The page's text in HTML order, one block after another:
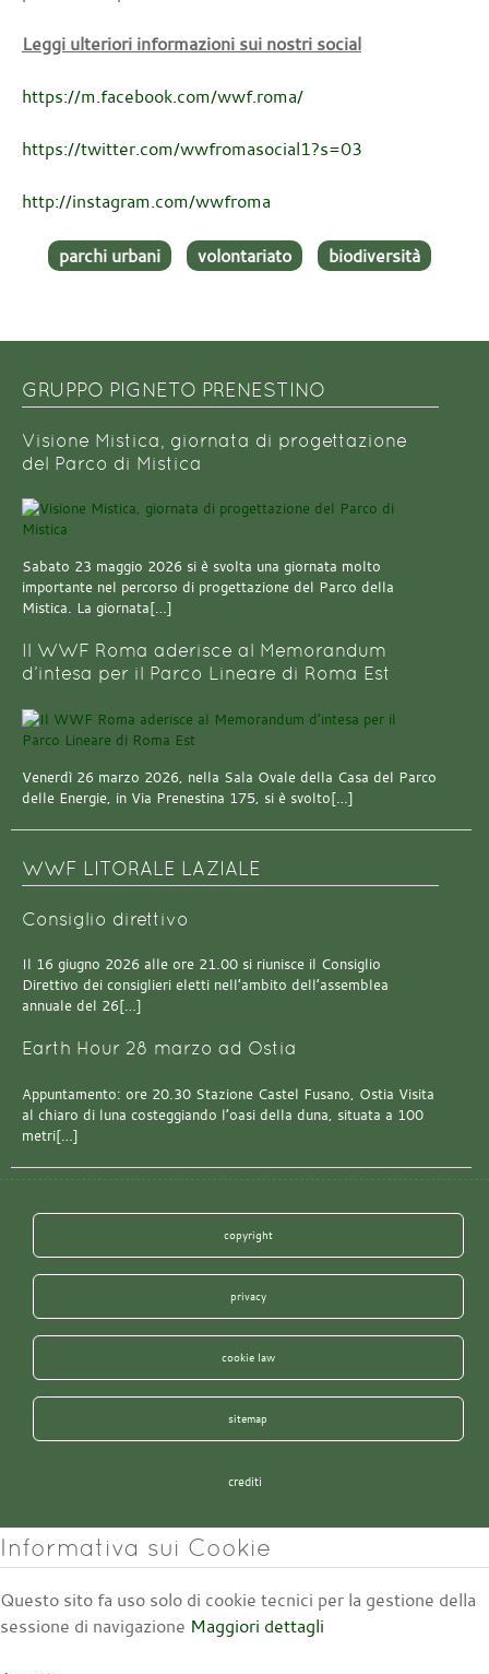
Leggi ulteriori informazioni sui nostri social
https://m.facebook.com/wwf.roma/
https://twitter.com/wwfromasocial1?s=03
http://instagram.com/wwfroma
parchi urbani volontariato biodiversità
GRUPPO PIGNETO PRENESTINO
Visione Mistica, giornata di progettazione
del Parco di Mistica
Sabato 23 maggio 2026 si è svolta una giornata molto
importante nel percorso di progettazione del Parco della
Mistica. La giornata[…]
Il WWF Roma aderisce al Memorandum
d’intesa per il Parco Lineare di Roma Est
Venerdì 26 marzo 2026, nella Sala Ovale della Casa del Parco
delle Energie, in Via Prenestina 175, si è svolto[…]
WWF LITORALE LAZIALE
Consiglio direttivo
Il 16 giugno 2026 alle ore 21.00 si riunisce il Consiglio
Direttivo dei consiglieri eletti nell’ambito dell’assemblea
annuale del 26[…]
Earth Hour 28 marzo ad Ostia
Appuntamento: ore 20.30 Stazione Castel Fusano, Ostia Visita
al chiaro di luna costeggiando l’oasi della duna, situata a 100
metri[…]
copyright
privacy
cookie law
sitemap
crediti
Informativa sui Cookie
Questo sito fa uso solo di cookie tecnici per la gestione della
sessione di navigazione Maggiori dettagli